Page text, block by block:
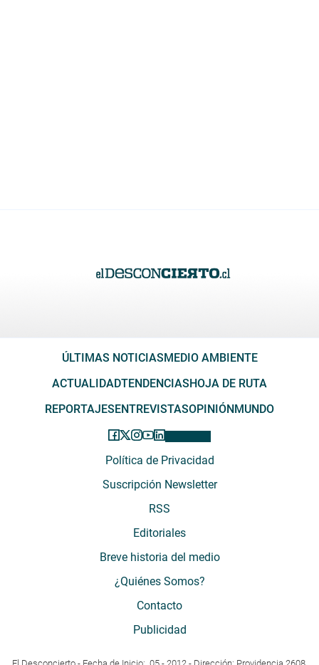
ÚLTIMAS NOTICIASMEDIO AMBIENTE
ACTUALIDADTENDENCIASHOJA DE RUTA
REPORTAJESENTREVISTASOPINIÓNMUNDO
Política de Privacidad
Suscripción Newsletter
RSS
Editoriales
Breve historia del medio
¿Quiénes Somos?
Contacto
Publicidad